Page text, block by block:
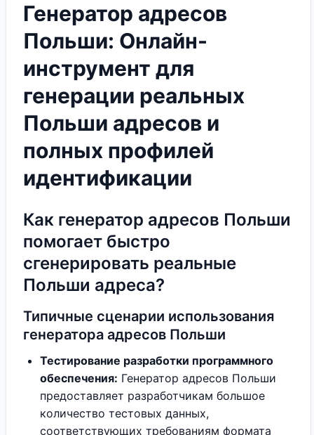
Генератор адресов
Польши: Онлайн-
инструмент для
генерации реальных
Польши адресов и
полных профилей
идентификации
Как генератор адресов Польши
помогает быстро
сгенерировать реальные
Польши адреса?
Типичные сценарии использования
генератора адресов Польши
Тестирование разработки программного
обеспечения: Генератор адресов Польши
предоставляет разработчикам большое
количество тестовых данных,
соответствующих требованиям формата